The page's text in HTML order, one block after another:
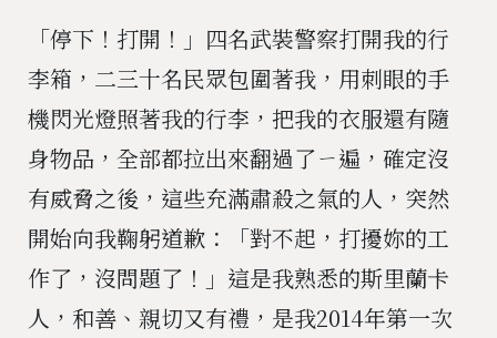
「停下！打開！」四名武裝警察打開我的行
李箱，二三十名民眾包圍著我，用刺眼的手
機閃光燈照著我的行李，把我的衣服還有隨
身物品，全部都拉出來翻過了ㄧ遍，確定沒
有威脅之後，這些充滿肅殺之氣的人，突然
開始向我鞠躬道歉：「對不起，打擾妳的工
作了，沒問題了！」這是我熟悉的斯里蘭卡
人，和善、親切又有禮，是我2014年第一次